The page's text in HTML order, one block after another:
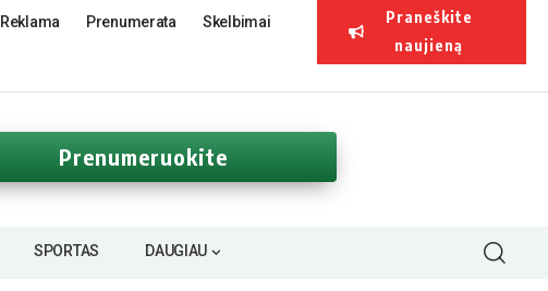
Reklama Prenumerata Skelbimai
Praneškite
naujieną
Prenumeruokite
SPORTAS DAUGIAU